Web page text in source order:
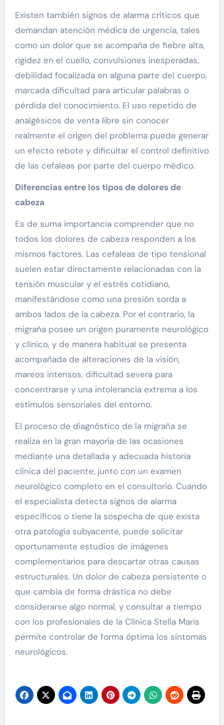
Existen también signos de alarma críticos que
demandan atención médica de urgencia, tales
como un dolor que se acompaña de fiebre alta,
rigidez en el cuello, convulsiones inesperadas,
debilidad focalizada en alguna parte del cuerpo,
marcada dificultad para articular palabras o
pérdida del conocimiento. El uso repetido de
analgésicos de venta libre sin conocer
realmente el origen del problema puede generar
un efecto rebote y dificultar el control definitivo
de las cefaleas por parte del cuerpo médico.
Diferencias entre los tipos de dolores de
cabeza
Es de suma importancia comprender que no
todos los dolores de cabeza responden a los
mismos factores. Las cefaleas de tipo tensional
suelen estar directamente relacionadas con la
tensión muscular y el estrés cotidiano,
manifestándose como una presión sorda a
ambos lados de la cabeza. Por el contrario, la
migraña posee un origen puramente neurológico
y clínico, y de manera habitual se presenta
acompañada de alteraciones de la visión,
mareos intensos, dificultad severa para
concentrarse y una intolerancia extrema a los
estímulos sensoriales del entorno.
El proceso de diagnóstico de la migraña se
realiza en la gran mayoría de las ocasiones
mediante una detallada y adecuada historia
clínica del paciente, junto con un examen
neurológico completo en el consultorio. Cuando
el especialista detecta signos de alarma
específicos o tiene la sospecha de que exista
otra patología subyacente, puede solicitar
oportunamente estudios de imágenes
complementarios para descartar otras causas
estructurales. Un dolor de cabeza persistente o
que cambia de forma drástica no debe
considerarse algo normal, y consultar a tiempo
con los profesionales de la Clínica Stella Maris
permite controlar de forma óptima los síntomas
neurológicos.